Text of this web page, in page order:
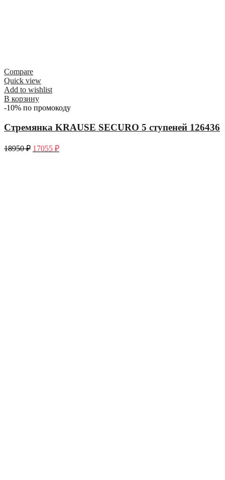
Compare
Quick view
Add to wishlist
В корзину
-10% по промокоду
Стремянка KRAUSE SECURO 5 ступеней 126436
18950₽ 17055 ₽